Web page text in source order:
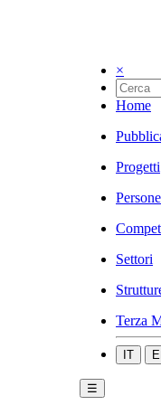
×
Home
Progetti
Persone
Settori
Terza
IT
☰